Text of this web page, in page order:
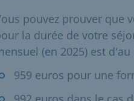
pouvez prouver que
la durée de votre
(en 2025) est
959 euros pour une